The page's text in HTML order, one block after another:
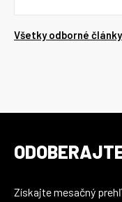
Všetky odborné články
Získajte mesačný